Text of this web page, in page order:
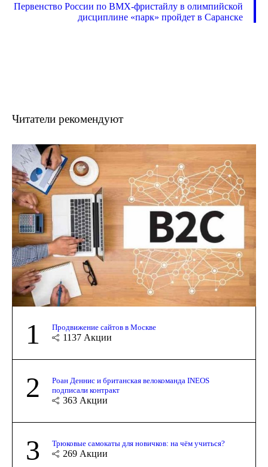
Первенство России по ВМХ-фристайлу в олимпийской
дисциплине «парк» пройдет в Саранске
Читатели рекомендуют
1 Продвижение сайтов в Москве
1137 Акции
2
Роан Деннис и британская велокоманда INEOS
подписали контракт
363 Акции
3 Трюковые самокаты для новичков: на чём учиться?
269 Акции